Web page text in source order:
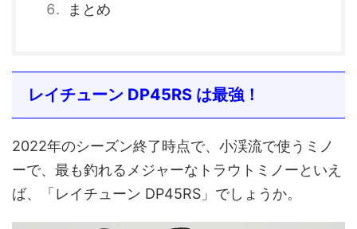
まとめ
レイチューン DP45RS は最強！
2022年のシーズン終了時点で、小渓流で使うミノ
ーで、最も釣れるメジャーなトラウトミノーといえ
ば、「レイチューン DP45RS」でしょうか。